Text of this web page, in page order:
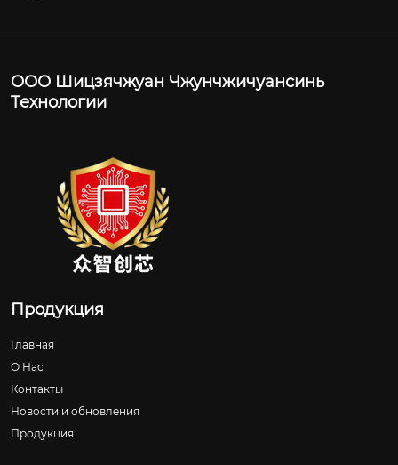
ООО Шицзячжуан Чжунчжичуансинь
Технологии
Продукция
Главная
О Нас
Контакты
Новости и обновления
Продукция